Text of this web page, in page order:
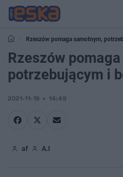
Rzeszów pomaga samotnym,
Rzeszów
potrzebującym i
2021-11-19 14:49
af A.I